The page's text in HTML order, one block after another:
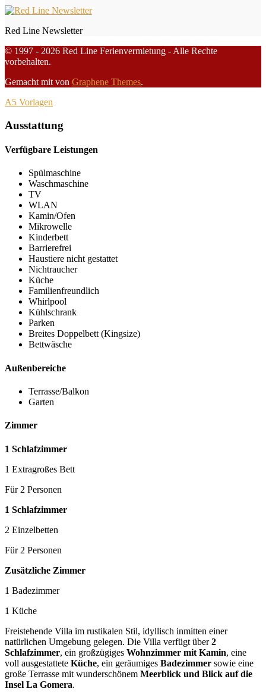
Red Line Newsletter
© 1997 - 2026 Red Line Ferienvermietung - Alle Rechte
vorbehalten.
Gemacht mit von Graphene Themes.
A5 Vorlagen
Ausstattung
Verfügbare Leistungen
Spülmaschine
Waschmaschine
TV
WLAN
Kamin/Ofen
Mikrowelle
Kinderbett
Barrierefrei
Haustiere nicht gestattet
Nichtraucher
Küche
Familienfreundlich
Whirlpool
Kühlschrank
Parken
Breites Doppelbett (Kingsize)
Bettwäsche
Außenbereiche
Terrasse/Balkon
Garten
Zimmer
1 Schlafzimmer
1 Extragroßes Bett
Für 2 Personen
1 Schlafzimmer
2 Einzelbetten
Für 2 Personen
Zusätzliche Zimmer
1 Badezimmer
1 Küche
Freistehende Villa im rustikalen Stil, idyllisch inmitten einer
natürlichen Umgebung gelegen. Die Villa verfügt über2
Schlafzimmer, ein großzügiges Wohnzimmer mit Kamin, eine
voll ausgestattete Küche, ein geräumiges Badezimmer sowie eine
große Terrasse mit wunderschönem Meerblick und Blick auf die
Insel La Gomera.